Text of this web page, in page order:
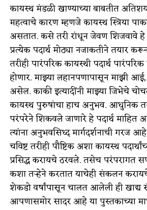
कायस्थ मंडळी खाण्याच्या बाबतीत
महत्वाचे कारण म्हणजे कायस्थ स्त्रिया
असतात. कसे तरी रांधून जेवण शिजवावे हे
प्रत्येक पदार्थ मोठ्या नजाकतीने तयार
तरीही पारंपरिक कायस्थी पदार्थ
होणार. माझ्या लहानपणापासून माझी
असेल. काकी इत्यादींनी माझ्या जिभेचे
कायस्थ पुरुषांचा हाच अनुभव. आधुनिक
परंपरेने शिकवले जाणारे हे पदार्थ माहित
त्यांना अनुभवसिध्द मार्गदर्शनाची गरज
चविष्ट तरीही पौष्टिक अशा कायस्थ
प्रसिद्ध करायचे ठरवले. तसेच परंपरागत
कशा तऱ्हेने करतात याचेही संकलन
शेकडो वर्षांपासून चालत आलेली ही खाद्य
आपणासमोर सादर आहे या पुस्तकाच्या